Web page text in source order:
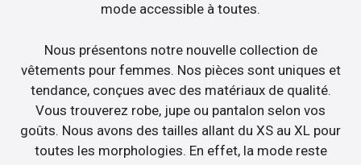
mode accessible à toutes.
Nous présentons notre nouvelle collection de
vêtements pour femmes. Nos pièces sont uniques et
tendance, conçues avec des matériaux de qualité.
Vous trouverez robe, jupe ou pantalon selon vos
goûts. Nous avons des tailles allant du XS au XL pour
toutes les morphologies. En effet, la mode reste